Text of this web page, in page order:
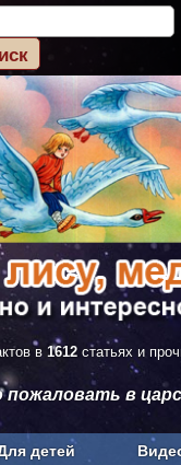
в 1612 статьях и
пожаловать в
детей